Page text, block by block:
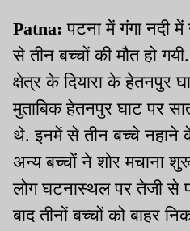
Patna:पटना में गंगा नदी
से तीन बच्चों की मौत हो
क्षेत्र के दियारा के हेतनपुर
मुताबिक हेतनपुर घाट पर
थे. इनमें से तीन बच्चे नहाने
अन्य बच्चों ने शोर मचाना
लोग घटनास्थल पर तेजी
बाद तीनों बच्चों को बाहर